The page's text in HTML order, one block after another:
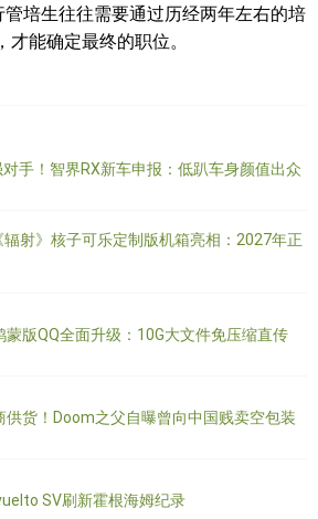
管培生往往需要通过历经两年左右的培
能确定最终的职位。
手！智界RX新车申报：低趴车身颜值出众
辐射》核子可乐定制版机箱亮相：2027年正
蒙版QQ全面升级：10G大文件免压缩直传
供货！Doom之父自曝曾向中国贱卖空包装
SV刷新霍根海姆纪录